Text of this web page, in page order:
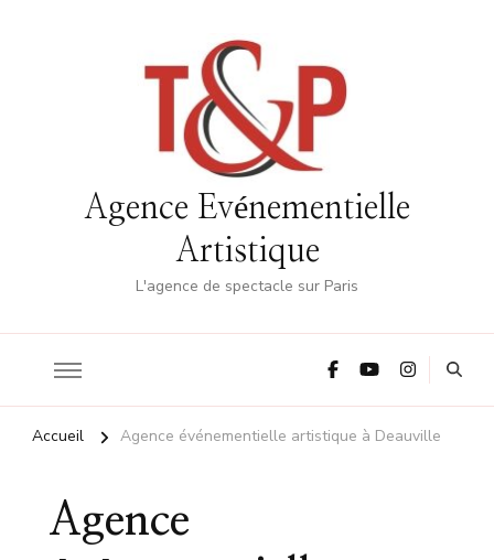
Agence Evénementielle
Artistique
L'agence de spectacle sur Paris
Accueil Agence événementielle artistique à Deauville
Agence